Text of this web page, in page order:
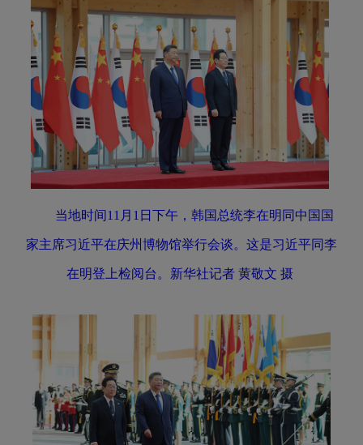
当地时间11月1日下午，韩国总统李在明同中国国
家主席习近平在庆州博物馆举行会谈。这是习近平同李
在明登上检阅台。新华社记者 黄敬文 摄